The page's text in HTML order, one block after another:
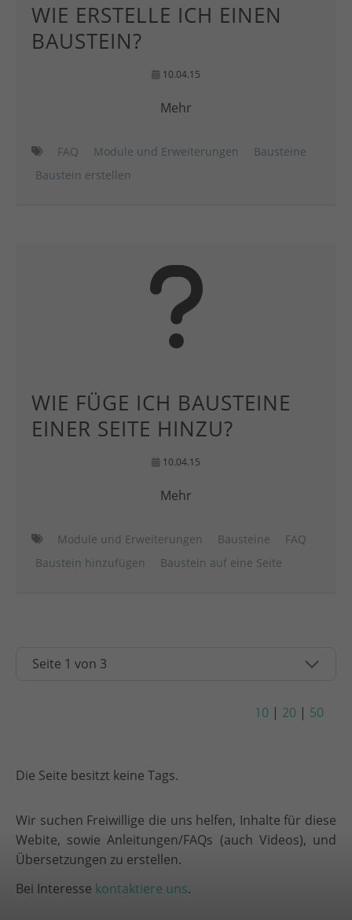
WIE ERSTELLE ICH EINEN
BAUSTEIN?
10.04.15
Mehr
FAQ Module und Erweiterungen
Bausteine
Baustein erstellen
WIE FÜGE ICH BAUSTEINE
EINER SEITE HINZU?
10.04.15
Mehr
Module und Erweiterungen Bausteine
FAQ
Baustein hinzufügen
Baustein auf eine Seite
10 | 20 | 50
Die Seite besitzt keine Tags.
Wir suchen Freiwillige die uns helfen, Inhalte für diese
Webite, sowie Anleitungen/FAQs (auch Videos), und
Übersetzungen zu erstellen.
Bei Interesse kontaktiere uns.